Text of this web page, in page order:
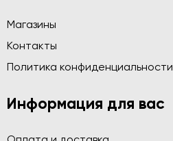
Магазины
Контакты
Политика конфиденциальности
Информация для вас